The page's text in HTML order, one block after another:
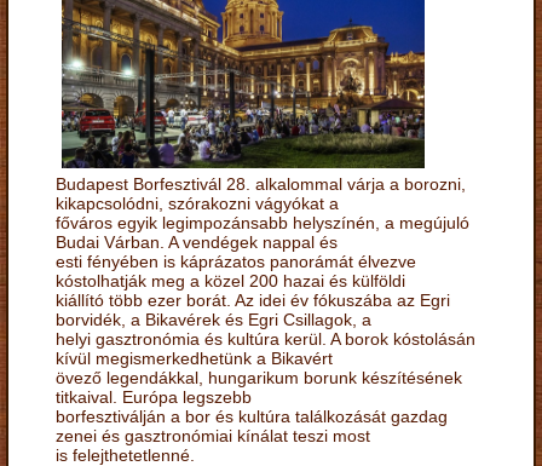
Budapest Borfesztivál 28. alkalommal várja a borozni,
kikapcsolódni, szórakozni vágyókat a
főváros egyik legimpozánsabb helyszínén, a megújuló
Budai Várban. A vendégek nappal és
esti fényében is káprázatos panorámát élvezve
kóstolhatják meg a közel 200 hazai és külföldi
kiállító több ezer borát. Az idei év fókuszába az Egri
borvidék, a Bikavérek és Egri Csillagok, a
helyi gasztronómia és kultúra kerül. A borok kóstolásán
kívül megismerkedhetünk a Bikavért
övező legendákkal, hungarikum borunk készítésének
titkaival. Európa legszebb
borfesztiválján a bor és kultúra találkozását gazdag
zenei és gasztronómiai kínálat teszi most
is felejthetetlenné.